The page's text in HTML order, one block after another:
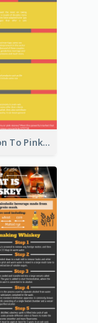
Introduction To Pink Economy Infographic